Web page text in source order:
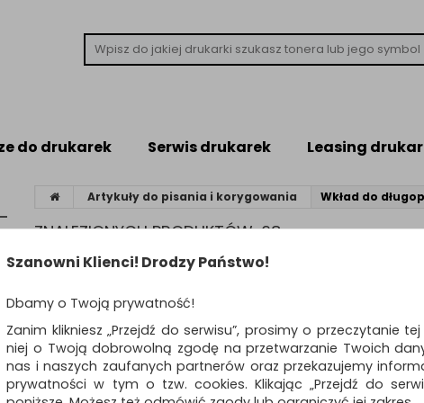
do drukarek Serwis drukarek Leasing
Artykuły do pisania i korygowania Wkład do
ZNALEZIONYCH PRODUKTÓW: 68
Sortuj po Standardowe Pokaż 12
Wkład
Szanowni Klienci! Drodzy Państwo!
Dbamy o Twoją prywatność!
Zanim klikniesz „Przejdź do serwisu”, prosimy o przeczytanie
niej o Twoją dobrowolną zgodę na przetwarzanie Twoich
nas i naszych zaufanych partnerów oraz przekazujemy
prywatności w tym o tzw. cookies. Klikając „Przejdź do